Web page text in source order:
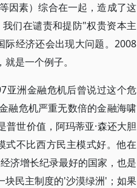
因素）综合在一起，造成了这
们在谴责和提防"权贵资本主
经济还会出现大问题。2008
是一个例子。
亚洲金融危机后曾说过这个危
融危机严重无数倍的金融海啸
世价值，阿玛蒂亚·森还大胆
式不比西方民主模式好。他在
济增长纪录最好的国家，也是
块民主制度的'沙漠绿洲'；如果